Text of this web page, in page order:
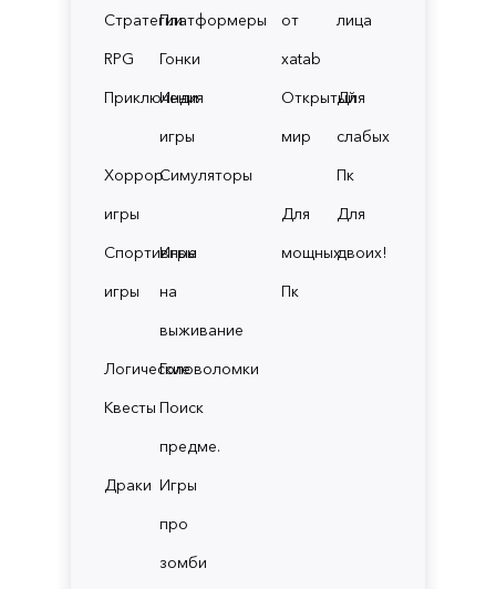
СтратегииПлатформеры
RPG
Гонки
Приключения
Инди
игры
Хоррор
игры
Симуляторы
Спортивные
игры
Игры
на
выживание
ЛогическиеГоловоломки
Квесты Поиск
предме.
Драки Игры
про
зомби
от
xatab
лица
Открытый
мир
Для
слабых
Пк
Для
мощных
Пк
Для
двоих!